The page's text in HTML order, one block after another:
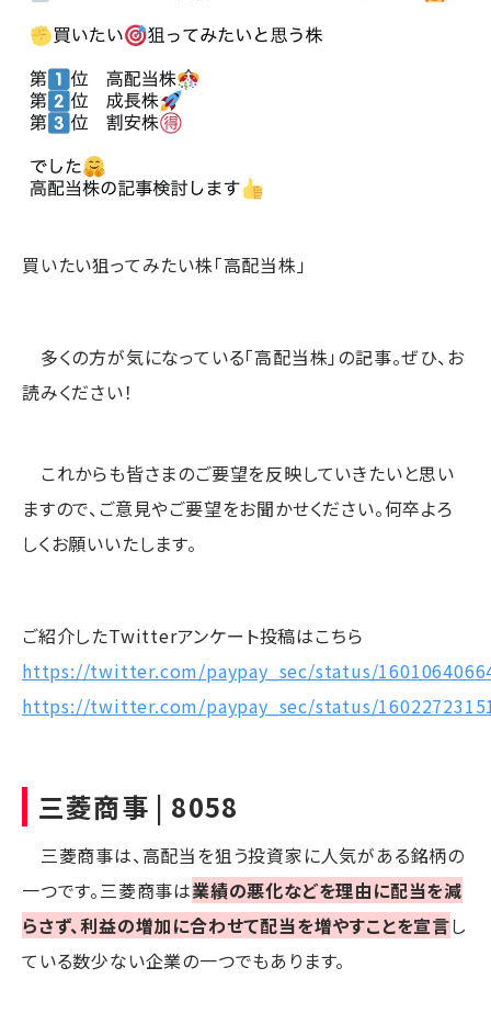
買いたい狙ってみたい株「高配当株」
多くの方が気になっている「高配当株」の記事。ぜひ、お
読みください！
これからも皆さまのご要望を反映していきたいと思い
ますので、ご意見やご要望をお聞かせください。何卒よろ
しくお願いいたします。
ご紹介したTwitterアンケート投稿はこちら
https://twitter.com/paypay_sec/status/
https://twitter.com/paypay_sec/status/
三菱商事 | 8058
三菱商事は、高配当を狙う投資家に人気がある銘柄の
一つです。三菱商事は業績の悪化などを理由に配当を減
らさず、利益の増加に合わせて配当を増やすことを宣言し
ている数少ない企業の一つでもあります。